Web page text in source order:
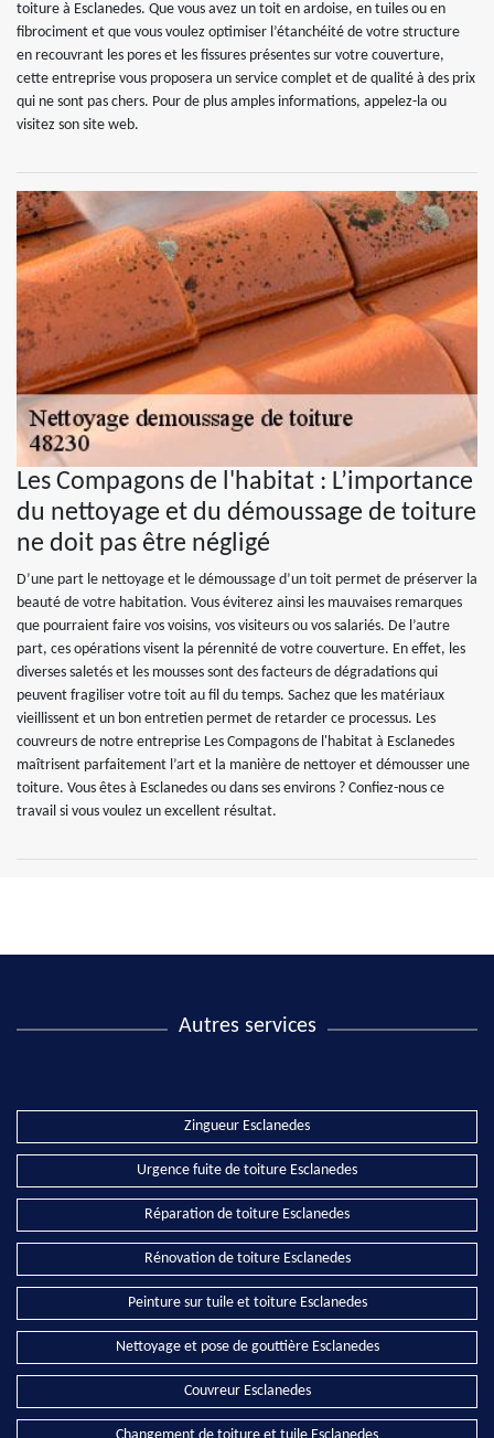
toiture à Esclanedes. Que vous avez un toit en ardoise, en tuiles ou en
fibrociment et que vous voulez optimiser l’étanchéité de votre structure
en recouvrant les pores et les fissures présentes sur votre couverture,
cette entreprise vous proposera un service complet et de qualité à des prix
qui ne sont pas chers. Pour de plus amples informations, appelez-la ou
visitez son site web.
Les Compagons de l'habitat : L’importance
du nettoyage et du démoussage de toiture
ne doit pas être négligé
D’une part le nettoyage et le démoussage d’un toit permet de préserver la
beauté de votre habitation. Vous éviterez ainsi les mauvaises remarques
que pourraient faire vos voisins, vos visiteurs ou vos salariés. De l’autre
part, ces opérations visent la pérennité de votre couverture. En effet, les
diverses saletés et les mousses sont des facteurs de dégradations qui
peuvent fragiliser votre toit au fil du temps. Sachez que les matériaux
vieillissent et un bon entretien permet de retarder ce processus. Les
couvreurs de notre entreprise Les Compagons de l'habitat à Esclanedes
maîtrisent parfaitement l’art et la manière de nettoyer et démousser une
toiture. Vous êtes à Esclanedes ou dans ses environs ? Confiez-nous ce
travail si vous voulez un excellent résultat.
Autres services
Zingueur Esclanedes
Urgence fuite de toiture Esclanedes
Réparation de toiture Esclanedes
Rénovation de toiture Esclanedes
Peinture sur tuile et toiture Esclanedes
Nettoyage et pose de gouttière Esclanedes
Couvreur Esclanedes